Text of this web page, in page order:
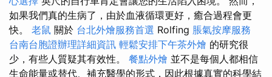
如果我們真的生病了，由於血液循環更好，癒合過程會更
快。 老鼠 關於 台北外燴服務首選 Rolfing 脹氣按摩服務
台南台胞證辦理詳細資訊 輕鬆安排下午茶外燴 的研究很
少，有些人質疑其有效性。 餐點外燴 並不是每個人都相信
生命能量或替代、補充醫學的形式，因此根據真實的科學結